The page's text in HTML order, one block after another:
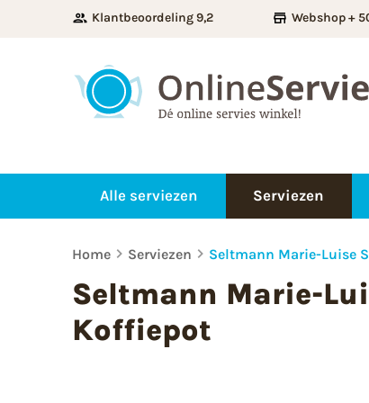
Klantbeoordeling 9,2 Webshop +
Alle serviezen Serviezen
Home Serviezen Seltmann Marie-Luise
Seltmann Marie-
Koffiepot